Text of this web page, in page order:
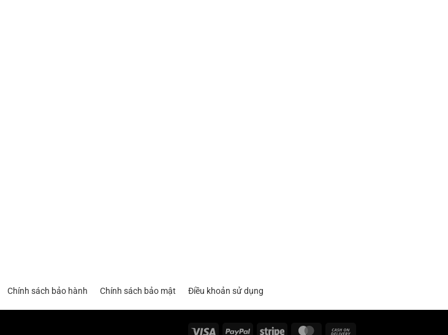
Chính sách bảo hành Chính sách bảo mật Điều khoản sử dụng
Visa PayPal Stripe MasterCard